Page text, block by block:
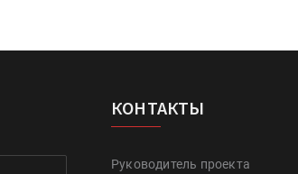
КОНТАКТЫ
Руководитель проекта